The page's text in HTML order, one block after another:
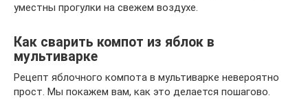
уместны прогулки на свежем воздухе.
Как сварить компот из яблок в
мультиварке
Рецепт яблочного компота в мультиварке невероятно
прост. Мы покажем вам, как это делается пошагово.